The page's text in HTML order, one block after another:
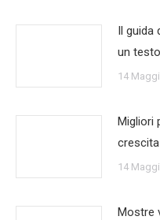
Il guida
un
14
Migliori
14
Mostre